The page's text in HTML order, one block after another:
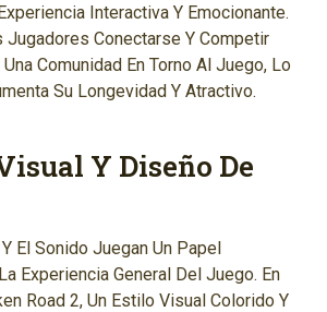
Interactiva Y Emocionante.
Conectarse Y Competir
Comunidad En Torno Al Juego, Lo
Su Longevidad Y Atractivo.
Y Diseño De
El Sonido Juegan Un Papel
Experiencia General Del Juego. En
Road 2, Un Estilo Visual Colorido Y